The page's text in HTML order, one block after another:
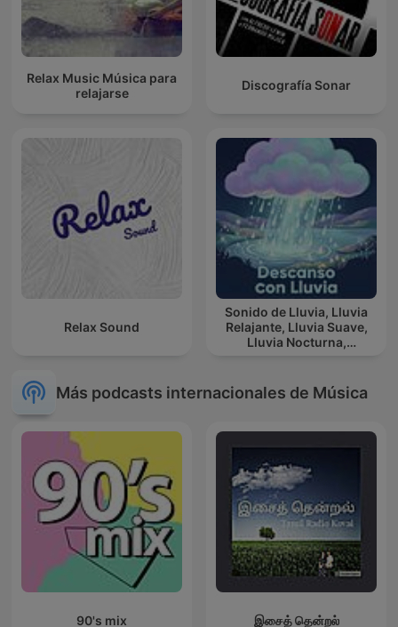
Relax Music Música para
relajarse
Discografía Sonar
Relax Sound
Sonido de Lluvia, Lluvia
Relajante, Lluvia Suave,
Lluvia Nocturna,
Más podcasts internacionales de Música
90's mix இசைத் தென்றல்